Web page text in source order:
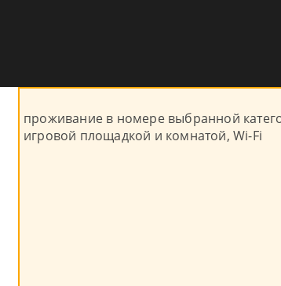
проживание в номере выбранной
игровой площадкой и комнатой, Wi-Fi